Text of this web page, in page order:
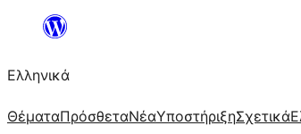
Μετάβαση
περιεχόμενο
Ελληνικά
ΘέματαΠρόσθεταΝέαΥποστήριξηΣχετικά